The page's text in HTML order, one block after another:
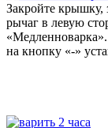
Закройте крышку,
рычаг в левую
на кнопку «-»